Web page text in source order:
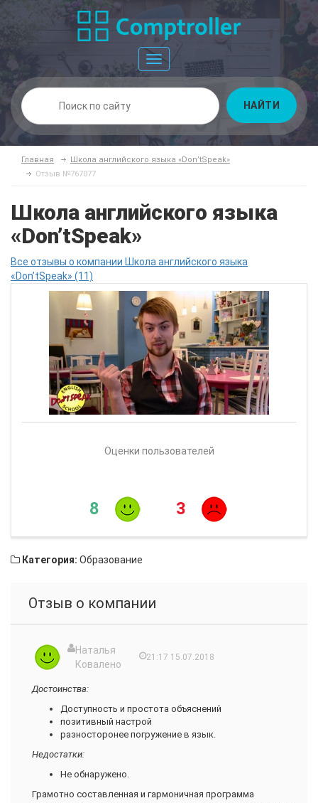
Toggle
navigation
НАЙТИ
Главная
Школа английского языка «Don’tSpeak»
Отзыв №767077
Школа английского языка
«Don’tSpeak»
Все отзывы о компании Школа английского языка
«Don’tSpeak» (11)
Оценки пользователей
8 3
Категория: Образование
Отзыв о компании
Наталья
Ковалено
21:17 15.07.2018
Достоинства:
Доступность и простота объяснений
позитивный настрой
разносторонее погружение в язык.
Недостатки:
Не обнаружено.
Грамотно составленная и гармоничная программа